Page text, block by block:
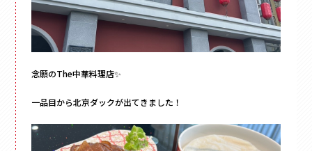
念願のThe中華料理店✨
一品目から北京ダックが出てきました！